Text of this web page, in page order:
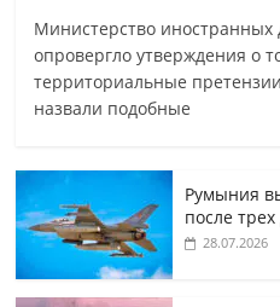
Министерство
опровергло утверждения о
территориальные
назвали подобные
Румыния
после
28.07.2026